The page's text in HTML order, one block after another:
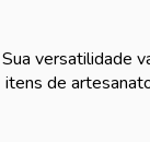
Sua versatilidade
itens de